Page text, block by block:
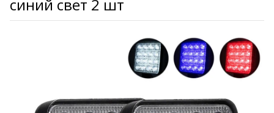
синий свет 2 шт